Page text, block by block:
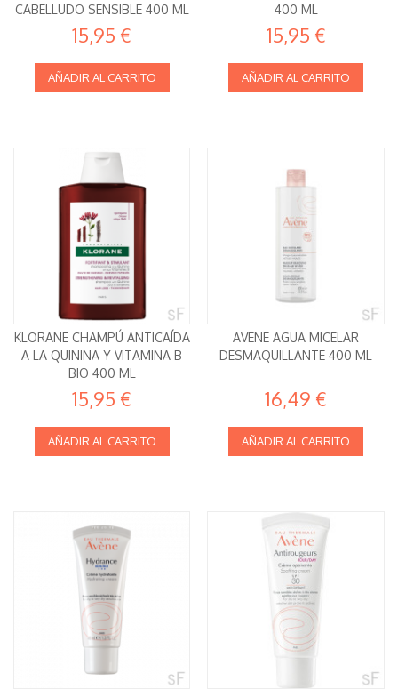
CABELLUDO SENSIBLE 400 ML
15,95 €
AÑADIR AL CARRITO
400 ML
15,95 €
AÑADIR AL CARRITO
KLORANE CHAMPÚ ANTICAÍDA
A LA QUININA Y VITAMINA B
BIO 400 ML
15,95 €
AÑADIR AL CARRITO
AVENE AGUA MICELAR
DESMAQUILLANTE 400 ML
16,49 €
AÑADIR AL CARRITO